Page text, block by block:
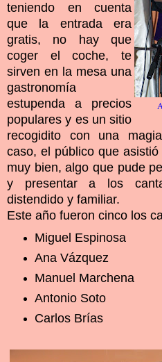
teniendo en cuenta
que la entrada era
gratis, no hay que
coger el coche, te
sirven en la mesa una
gastronomía
estupenda a precios
populares y es un sitio
recogidito con una
caso, el público que
muy bien, algo que pude
y presentar a los
distendido y familiar.
Este año fueron cinco los
Miguel Espinosa
Ana Vázquez
Manuel Marchena
Antonio Soto
Carlos Brías